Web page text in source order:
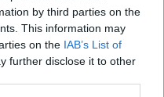
by third parties on the
This information may
on the IAB’s List of
further disclose it to other